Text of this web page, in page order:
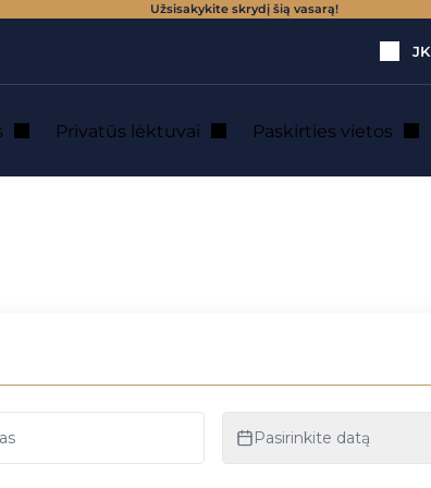
Užsisakykite skrydį šią vasarą!
JK
Privatūs lėktuvai Paskirties vietos